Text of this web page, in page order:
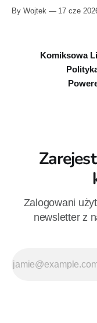
tajemnicy nad nowym
Londynie 1905 roku,
By Wojtek 17 cze
Komiksowa
Zalogowani
newsletter z